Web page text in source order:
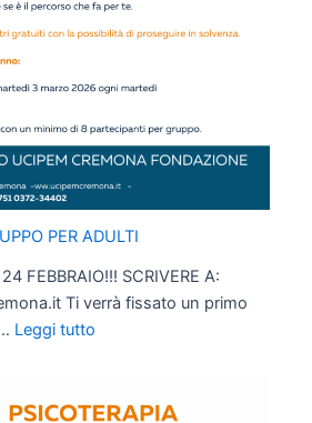
PER ADULTI
FEBBRAIO!!! SCRIVERE A:
Ti verrà fissato un primo
Leggi tutto
GRUPPO